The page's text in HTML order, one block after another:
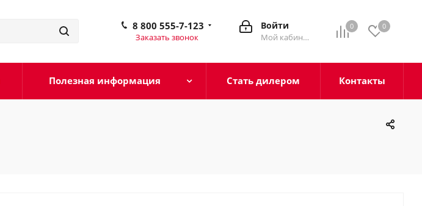
0 0
Войти
Мой кабинет
8 800 555-7-123
Заказать звонок
Полезная информация Стать дилером Контакты